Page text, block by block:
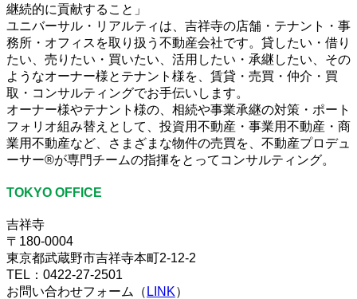
継続的に貢献すること」
ユニバーサル・リアルティは、吉祥寺の店舗・テナント・事
務所・オフィスを取り扱う不動産会社です。貸したい・借り
たい、売りたい・買いたい、活用したい・承継したい、その
ようなオーナー様とテナント様を、賃貸・売買・仲介・買
取・コンサルティングでお手伝いします。
オーナー様やテナント様の、相続や事業承継の対策・ポート
フォリオ組み替えとして、投資用不動産・事業用不動産・商
業用不動産など、さまざまな物件の売買を、不動産プロデュ
ーサー®が専門チームの指揮をとってコンサルティング。
TOKYO OFFICE
吉祥寺
〒180-0004
東京都武蔵野市吉祥寺本町2-12-2
TEL：0422-27-2501
お問い合わせフォーム（ LINK）